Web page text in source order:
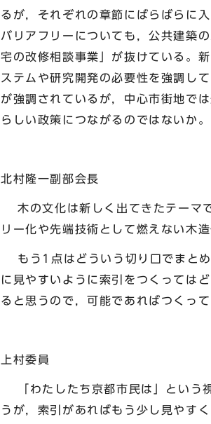
るが，それぞれの章節にばらばらに
バリアフリーについても，公共建築
宅の改修相談事業」が抜けている。
ステムや研究開発の必要性を強調し
が強調されているが，中心市街地で
らしい政策につながるのではないか。
北村隆一副部会長
木の文化は新しく出てきたテーマ
リー化や先端技術として燃えない木
もう1点はどういう切り口でまとめ
に見やすいように索引をつくっては
ると思うので，可能であればつくって
上村委員
「わたしたち京都市民は」という
うが，索引があればもう少し見やすく